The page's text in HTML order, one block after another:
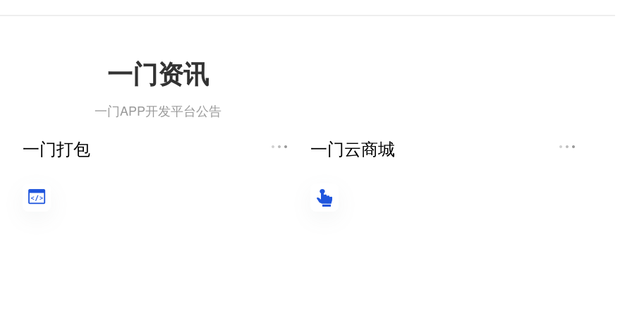
一门资讯
一门APP开发平台公告
一门打包 一门云商城